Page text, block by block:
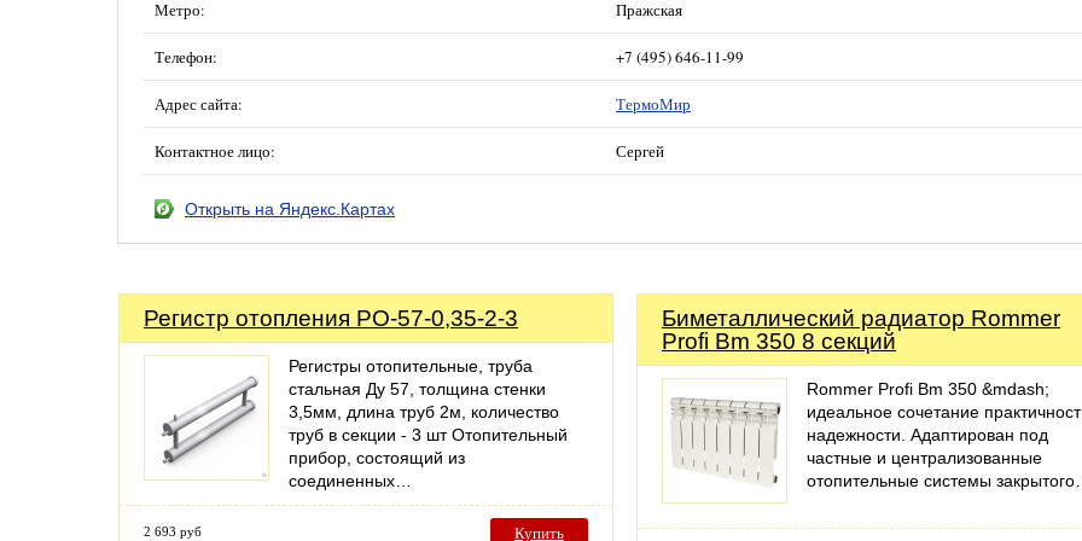
Метро: Пражская
Телефон: +7 (495) 646-11-99
Адрес сайта: ТермоМир
Контактное лицо: Сергей
Открыть на Яндекс.Картах
Регистр отопления РО-57-0,35-2-3
Регистры отопительные, труба
стальная Ду 57, толщина стенки
3,5мм, длина труб 2м, количество
труб в секции - 3 шт Отопительный
прибор, состоящий из
соединенных…
2 693 руб Купить
Биметаллический радиатор Rommer
Profi Bm 350 8 секций
Rommer Profi Bm 350 &mdash;
идеальное сочетание
надежности. Адаптирован под
частные и централизованные
отопительные системы закрытого…